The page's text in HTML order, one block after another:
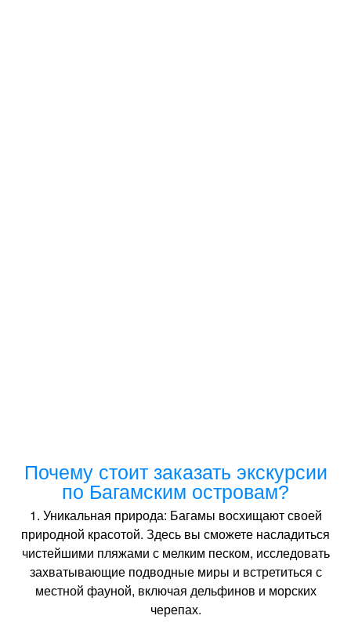
Почему стоит заказать экскурсии
по Багамским островам?
1. Уникальная природа: Багамы восхищают своей
природной красотой. Здесь вы сможете насладиться
чистейшими пляжами с мелким песком, исследовать
захватывающие подводные миры и встретиться с
местной фауной, включая дельфинов и морских
черепах.